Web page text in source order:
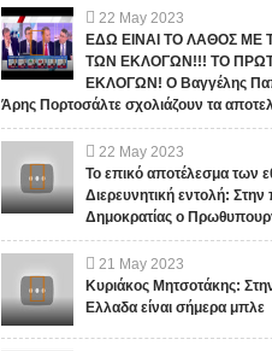
22 May 2023
ΕΔΩ ΕΙΝΑΙ ΤΟ ΛΑΘΟΣ ΜΕ
ΤΩΝ ΕΚΛΟΓΩΝ!!! ΤΟ
ΕΚΛΟΓΩΝ! Ο Βαγγέλης
Άρης Πορτοσάλτε σχολιάζουν τα
22 May 2023
Το επικό αποτέλεσμα των
Διερευνητική εντολή:
Δημοκρατίας ο
21 May 2023
Κυριάκος Μητσοτάκης:
Ελλαδα είναι σήμερα μπλε